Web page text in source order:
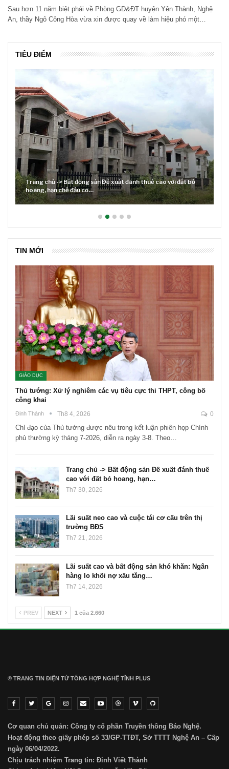
Sau hơn 11 năm biệt phái về Phòng GD&ĐT huyện Yên Thành, Nghệ
An, thầy Ngô Công Hòa vừa xin được quay về làm hiệu phó một…
TIÊU ĐIỂM
Trang chủ -> Bất động sản Đề xuất đánh thuế cao với đất bỏ
hoang, hạn chế đầu cơ…
TIN MỚI
GIÁO DỤC
Thủ tướng: Xử lý nghiêm các vụ tiêu cực thi THPT, công bố
công khai
Đinh Thành Th8 4, 2026 0
Chỉ đạo của Thủ tướng được nêu trong kết luận phiên họp Chính
phủ thường kỳ tháng 7-2026, diễn ra ngày 3-8. Theo…
Trang chủ -> Bất động sản Đề xuất đánh thuế
cao với đất bỏ hoang, hạn…
Th7 30, 2026
Lãi suất neo cao và cuộc tái cơ cấu trên thị
trường BĐS
Th7 21, 2026
Lãi suất cao và bất động sản khó khăn: Ngân
hàng lo khối nợ xấu tăng…
Th7 14, 2026
PREV NEXT 1 của 2.660
® TRANG TIN ĐIỆN TỬ ТỔNG HỢP NGHỆ TĨNH PLUS
Cơ quan chủ quản: Công ty cổ phần Truyền thông Báo Nghệ.
Hoạt động theo giấy phép số 33/GP-TTĐT, Sở TTTT Nghệ An – Cấp
ngày 06/04/2022.
Chịu trách nhiệm Trang tin: Đinh Viết Thành